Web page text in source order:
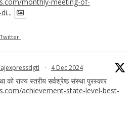
Twitter
· 4 Dec 2024
को राज्य स्तरीय सर्वश्रेष्ठ संस्था पुरस्कार
achievement-state-level-best-